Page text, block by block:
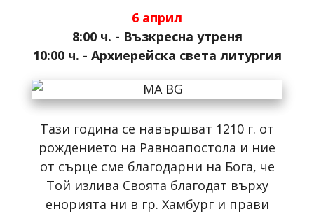
6 април
8:00 ч. - Възкресна утреня
10:00 ч. - Архиерейска света литургия
Тази година се навършват 1210 г. от
рождението на Равноапостола и ние
от сърце сме благодарни на Бога, че
Той излива Своята благодат върху
енорията ни в гр. Хамбург и прави